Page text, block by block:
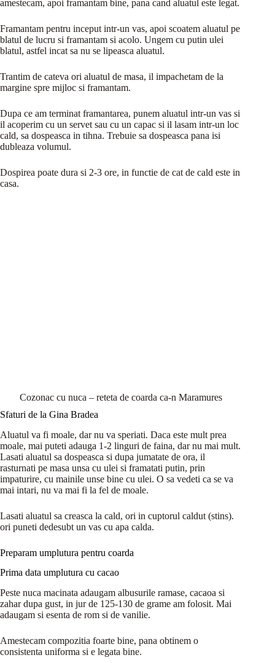
amestecam, apoi framantam bine, pana cand aluatul este legat.
Framantam pentru inceput intr-un vas, apoi scoatem aluatul pe
blatul de lucru si framantam si acolo. Ungem cu putin ulei
blatul, astfel incat sa nu se lipeasca aluatul.
Trantim de cateva ori aluatul de masa, il impachetam de la
margine spre mijloc si framantam.
Dupa ce am terminat framantarea, punem aluatul intr-un vas si
il acoperim cu un servet sau cu un capac si il lasam intr-un loc
cald, sa dospeasca in tihna. Trebuie sa dospeasca pana isi
dubleaza volumul.
Dospirea poate dura si 2-3 ore, in functie de cat de cald este in
casa.
Cozonac cu nuca – reteta de coarda ca-n Maramures
Sfaturi de la Gina Bradea
Aluatul va fi moale, dar nu va speriati. Daca este mult prea
moale, mai puteti adauga 1-2 linguri de faina, dar nu mai mult.
Lasati aluatul sa dospeasca si dupa jumatate de ora, il
rasturnati pe masa unsa cu ulei si framatati putin, prin
impaturire, cu mainile unse bine cu ulei. O sa vedeti ca se va
mai intari, nu va mai fi la fel de moale.
Lasati aluatul sa creasca la cald, ori in cuptorul caldut (stins).
ori puneti dedesubt un vas cu apa calda.
Preparam umplutura pentru coarda
Prima data umplutura cu cacao
Peste nuca macinata adaugam albusurile ramase, cacaoa si
zahar dupa gust, in jur de 125-130 de grame am folosit. Mai
adaugam si esenta de rom si de vanilie.
Amestecam compozitia foarte bine, pana obtinem o
consistenta uniforma si e legata bine.